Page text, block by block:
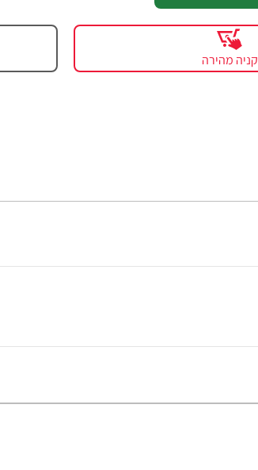
קניה מהירה